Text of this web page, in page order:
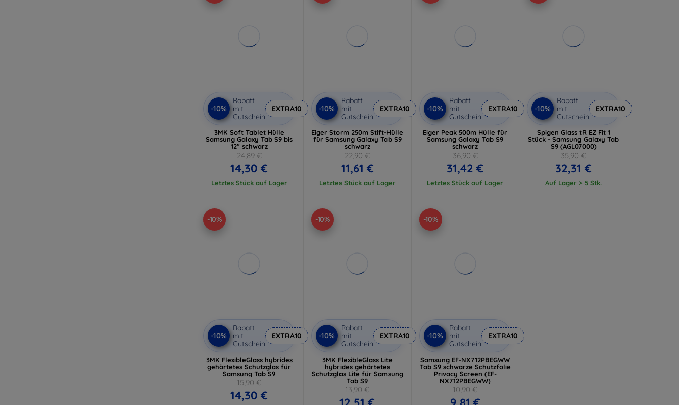
-10%
Rabatt
mit
Gutschein
EXTRA10
3MK Soft Tablet Hülle
Samsung Galaxy Tab S9 bis
12" schwarz
24,89 €
14,30 €
Letztes Stück auf Lager
-10%
Rabatt
mit
Gutschein
EXTRA10
Eiger Storm 250m Stift-Hülle
für Samsung Galaxy Tab S9
schwarz
22,90 €
11,61 €
Letztes Stück auf Lager
-10%
Rabatt
mit
Gutschein
EXTRA10
Eiger Peak 500m Hülle für
Samsung Galaxy Tab S9
schwarz
36,90 €
31,42 €
Letztes Stück auf Lager
-10%
Rabatt
mit
Gutschein
EXTRA10
Spigen Glass tR EZ Fit 1
Stück - Samsung Galaxy Tab
S9 (AGL07000)
35,90 €
32,31 €
Auf Lager > 5 Stk.
-10%
-10%
Rabatt
mit
Gutschein
EXTRA10
3MK FlexibleGlass hybrides
gehärtetes Schutzglas für
Samsung Tab S9
15,90 €
14,30 €
-10%
-10%
Rabatt
mit
Gutschein
EXTRA10
3MK FlexibleGlass Lite
hybrides gehärtetes
Schutzglas Lite für Samsung
Tab S9
13,90 €
-10%
-10%
Rabatt
mit
Gutschein
EXTRA10
Samsung EF-NX712PBEGWW
Tab S9 schwarze Schutzfolie
Privacy Screen (EF-
NX712PBEGWW)
10,90 €